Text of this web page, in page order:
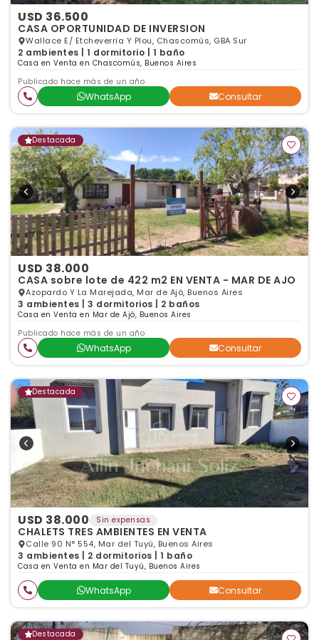
USD 36.500
CASA OPORTUNIDAD DE INVERSION
Wallace E/ Etcheverria Y Plou, Chascomús, GBA Sur
2 ambientes | 1 dormitorio | 1 baño
Casa en Venta en Chascomús, Buenos Aires
Publicado hace más de un año
WhatsApp Consultar
Destacada
USD 38.000
CASA sobre lote de 422 m2 EN VENTA - MAR DE AJO
Azopardo Y La Marejada, Mar de Ajó, Buenos Aires
3 ambientes | 3 dormitorios | 2 baños
Casa en Venta en Mar de Ajó, Buenos Aires
Publicado hace más de un año
WhatsApp Consultar
Destacada
USD 38.000 Sin expensas
CHALETS TRES AMBIENTES EN VENTA
Calle 90 N° 554, Mar del Tuyú, Buenos Aires
3 ambientes | 2 dormitorios | 1 baño
Casa en Venta en Mar del Tuyú, Buenos Aires
WhatsApp Consultar
Destacada